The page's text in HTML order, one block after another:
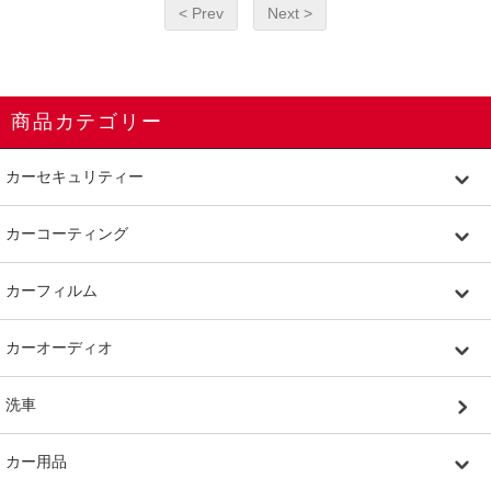
< Prev Next >
商品カテゴリー
カーセキュリティー
カーコーティング
カーフィルム
カーオーディオ
洗車
カー用品